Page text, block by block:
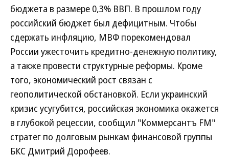
бюджета в размере 0,3% ВВП. В прошлом году
российский бюджет был дефицитным. Чтобы
сдержать инфляцию, МВФ порекомендовал
России ужесточить кредитно-денежную политику,
а также провести структурные реформы. Кроме
того, экономический рост связан с
геополитической обстановкой. Если украинский
кризис усугубится, российская экономика окажется
в глубокой рецессии, сообщил "Коммерсантъ FM"
стратег по долговым рынкам финансовой группы
БКС Дмитрий Дорофеев.